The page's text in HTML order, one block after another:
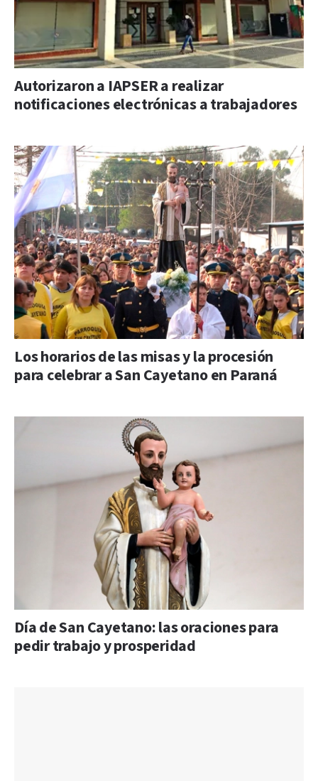
Autorizaron a IAPSER a realizar
notificaciones electrónicas a trabajadores
Los horarios de las misas y la procesión
para celebrar a San Cayetano en Paraná
Día de San Cayetano: las oraciones para
pedir trabajo y prosperidad